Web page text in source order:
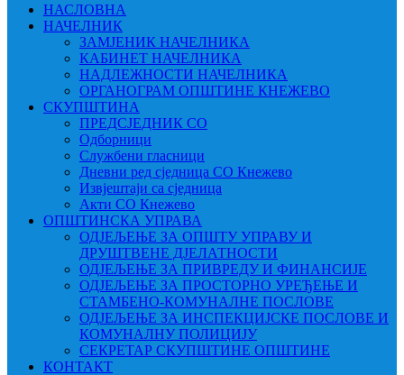
НАСЛОВНА
НАЧЕЛНИК
ЗАМЈЕНИК НАЧЕЛНИКА
КАБИНЕТ НАЧЕЛНИКА
НАДЛЕЖНОСТИ НАЧЕЛНИКА
ОРГАНОГРАМ ОПШТИНЕ КНЕЖЕВО
СКУПШТИНА
ПРЕДСЈЕДНИК СО
Одборници
Службени гласници
Дневни ред сједница СО Кнежево
Извјештаји са сједница
Акти СО Кнежево
ОПШТИНСКА УПРАВА
ОДЈЕЉЕЊЕ ЗА ОПШТУ УПРАВУ И
ДРУШТВЕНЕ ДЈЕЛАТНОСТИ
ОДЈЕЉЕЊЕ ЗА ПРИВРЕДУ И ФИНАНСИЈЕ
ОДЈЕЉЕЊЕ ЗА ПРОСТОРНО УРЕЂЕЊЕ И
СТАМБЕНО-КОМУНАЛНЕ ПОСЛОВЕ
ОДЈЕЉЕЊЕ ЗА ИНСПЕКЦИЈСКЕ ПОСЛОВЕ И
КОМУНАЛНУ ПОЛИЦИЈУ
СЕКРЕТАР СКУПШТИНЕ ОПШТИНЕ
КОНТАКТ